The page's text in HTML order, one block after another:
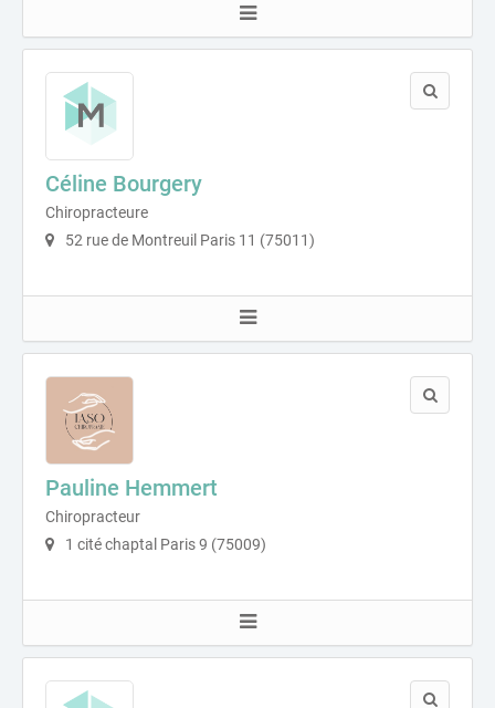
Céline Bourgery
Chiropracteure
52 rue de Montreuil Paris 11 (75011)
Pauline Hemmert
Chiropracteur
1 cité chaptal Paris 9 (75009)